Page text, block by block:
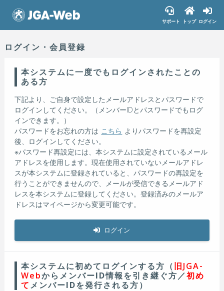
サポート トップ ログイン
ログイン・会員登録
本システムに一度でもログインされたことの
ある方
下記より、ご自身で設定したメールアドレスとパスワードで
ログインしてください。（メンバーIDとパスワードでもログ
インできます。）
パスワードをお忘れの方は こちら よりパスワードを再設定
後、ログインしてください。
※パスワード再設定には、本システムに設定されているメール
アドレスを使用します。現在使用されていないメールアドレ
スが本システムに登録されていると、パスワードの再設定を
行うことができませんので、メールが受信できるメールアド
レスを本システムに登録してください。登録済みのメールア
ドレスはマイページから変更可能です。
ログイン
本システムに初めてログインする方（ 旧JGA-
WebからメンバーID情報を引き継ぐ方／初め
てメンバーIDを発行される方）